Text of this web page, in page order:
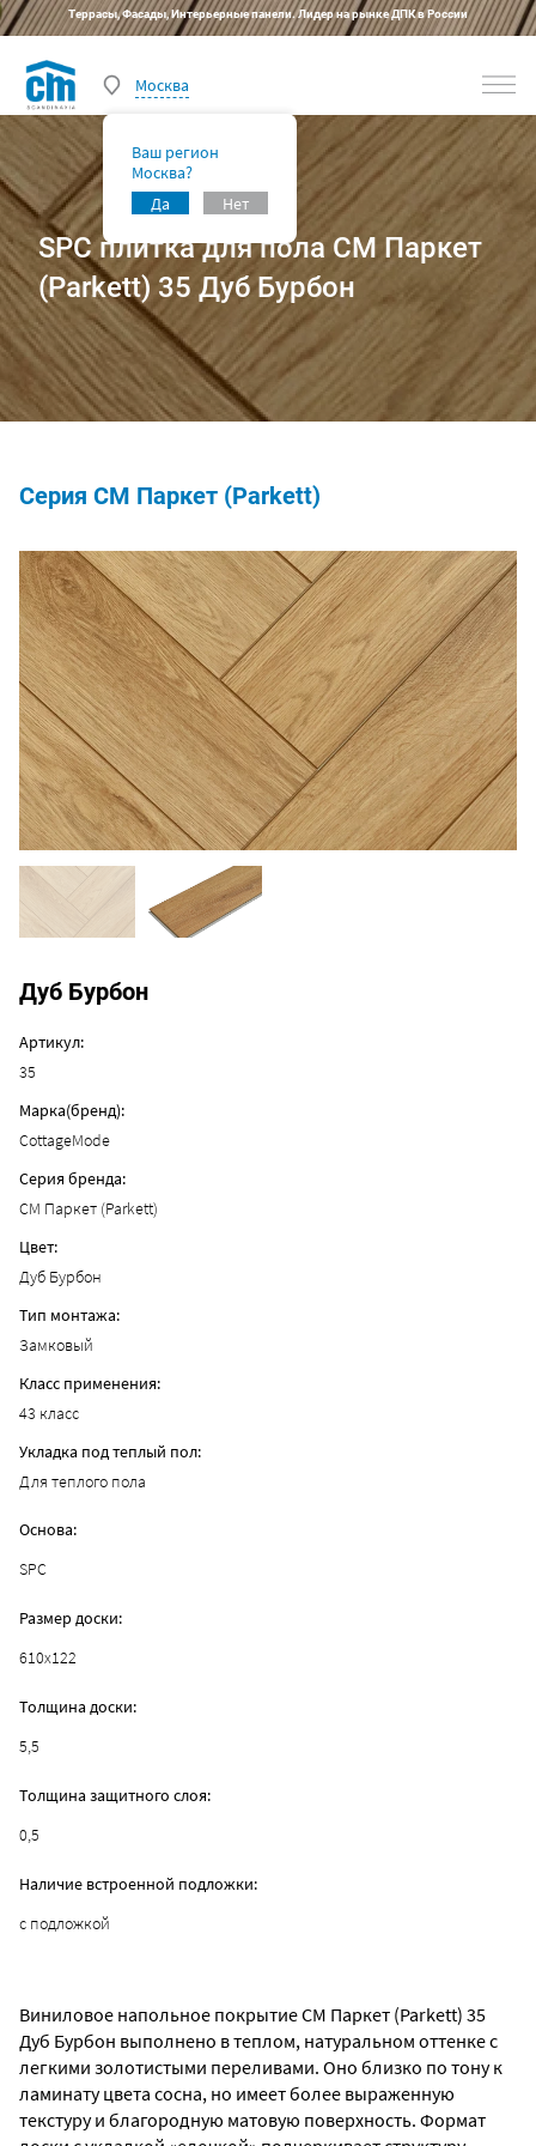
SPC плитка для пола CM Паркет
(Parkett) 35 Дуб Бурбон
Серия CM Паркет (Parkett)
Дуб Бурбон
Основа:
SPC
Размер доски:
610x122
Толщина доски:
5,5
Толщина защитного слоя:
0,5
Наличие встроенной подложки:
с подложкой
Артикул:
35
Марка(бренд):
CottageMode
Серия бренда:
CM Паркет (Parkett)
Цвет:
Дуб Бурбон
Тип монтажа:
Замковый
Класс применения:
43 класс
Укладка под теплый пол:
Для теплого пола
Виниловое напольное покрытие CM Паркет (Parkett) 35
Дуб Бурбон выполнено в теплом, натуральном оттенке с
легкими золотистыми переливами. Оно близко по тону к
ламинату цвета сосна, но имеет более выраженную
текстуру и благородную матовую поверхность. Формат
Террасы, Фасады, Интерьерные панели. Лидер на рынке ДПК в России
Москва
Ваш регион
Москва?
Да
Нет